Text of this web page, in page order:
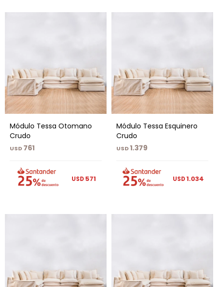
Módulo Tessa Otomano
Crudo
USD 761
USD 571
Módulo Tessa Esquinero
Crudo
USD1.379
USD 1.034